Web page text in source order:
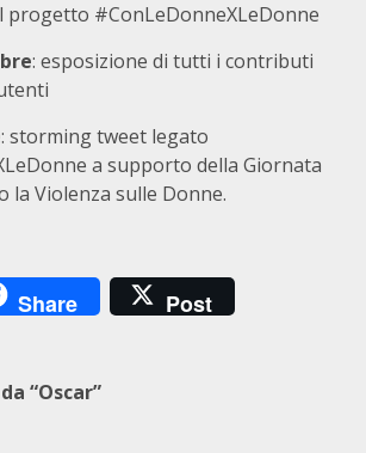
progetto #ConLeDonneXLeDonne
: esposizione di tutti i contributi
: storming tweet legato
a supporto della Giornata
la Violenza sulle Donne.
Share Post
“Oscar”